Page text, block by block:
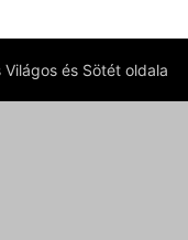
és Sötét oldala